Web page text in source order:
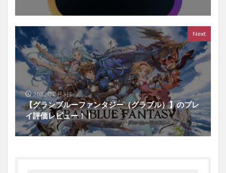
Next
2022年8月3日
【グランブルーファンタジー（グラブル）】のプレ
イ評価レビュー！！